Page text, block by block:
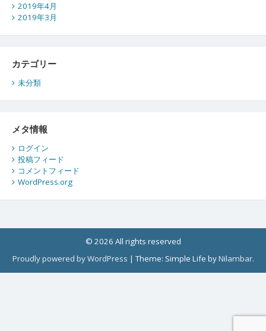
2019年4月
2019年3月
カテゴリー
未分類
メタ情報
ログイン
投稿フィード
コメントフィード
WordPress.org
© 2026 All rights reserved
Proudly powered by WordPress |Theme: Simple Life byNilambar.